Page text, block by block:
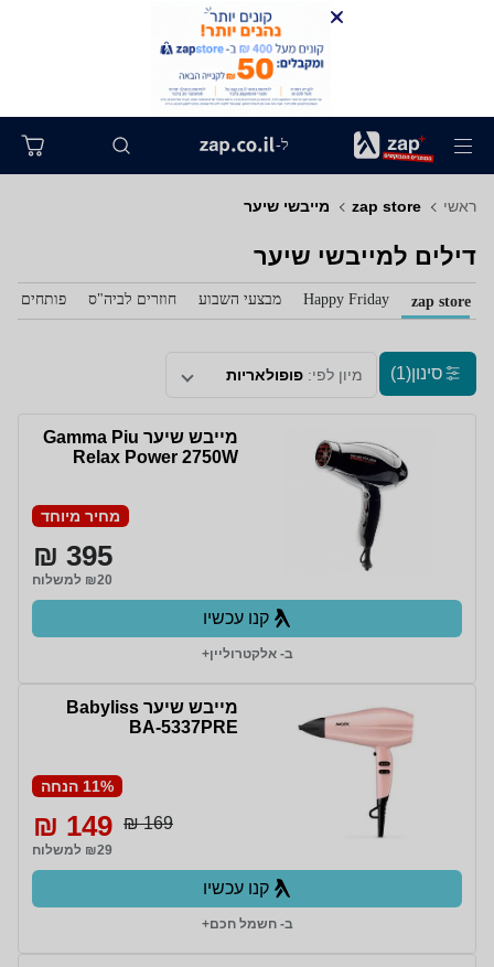
ל-
ראשי zap store מייבשי שיער
דילים למייבשי שיער
zap store
Happy Friday מבצעי השבוע חוזרים לביה"ס פותחים
סינון(1) מיון לפי: פופולאריות
מייבש שיער Gamma Piu
Relax Power 2750W
מחיר מיוחד
395 ₪
₪20 למשלוח
קנו עכשיו
ב- אלקטרוליין+
מייבש שיער Babyliss
BA-5337PRE
11% הנחה
169 ₪
149 ₪
₪29 למשלוח
קנו עכשיו
ב- חשמל חכם+